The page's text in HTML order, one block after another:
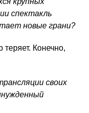
спектакль
новые грани?
теряет. Конечно,
своих